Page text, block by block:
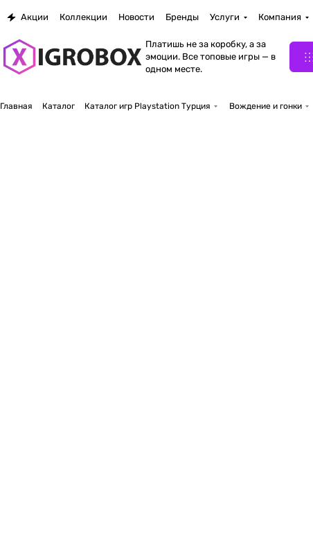
Акции Коллекции Новости Бренды Услуги Компания
Платишь не за коробку, а за
эмоции. Все топовые игры — в
одном месте.
Главная Каталог Каталог игр Playstation Турция Вождение и гонки